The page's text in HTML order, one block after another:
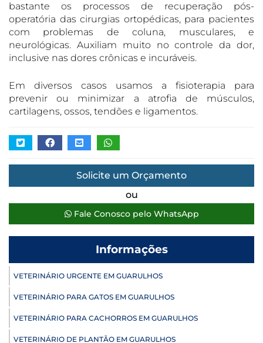
bastante os processos de recuperação pós-
operatória das cirurgias ortopédicas, para pacientes
com problemas de coluna, musculares, e
neurológicas. Auxiliam muito no controle da dor,
inclusive nas dores crônicas e incuráveis.
Em diversos casos usamos a fisioterapia para
prevenir ou minimizar a atrofia de músculos,
cartilagens, ossos, tendões e ligamentos.
Solicite um Orçamento
ou
Fale Conosco pelo WhatsApp
Informações
VETERINÁRIO URGENTE EM GUARULHOS
VETERINÁRIO PARA GATOS EM GUARULHOS
VETERINÁRIO PARA CACHORROS EM GUARULHOS
VETERINÁRIO DE PLANTÃO EM GUARULHOS